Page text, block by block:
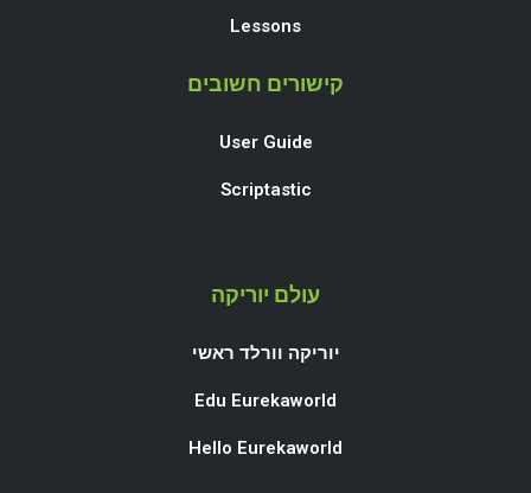
Lessons
קישורים חשובים
User Guide
Scriptastic
עולם יוריקה
יוריקה וורלד ראשי
Edu Eurekaworld
Hello Eurekaworld